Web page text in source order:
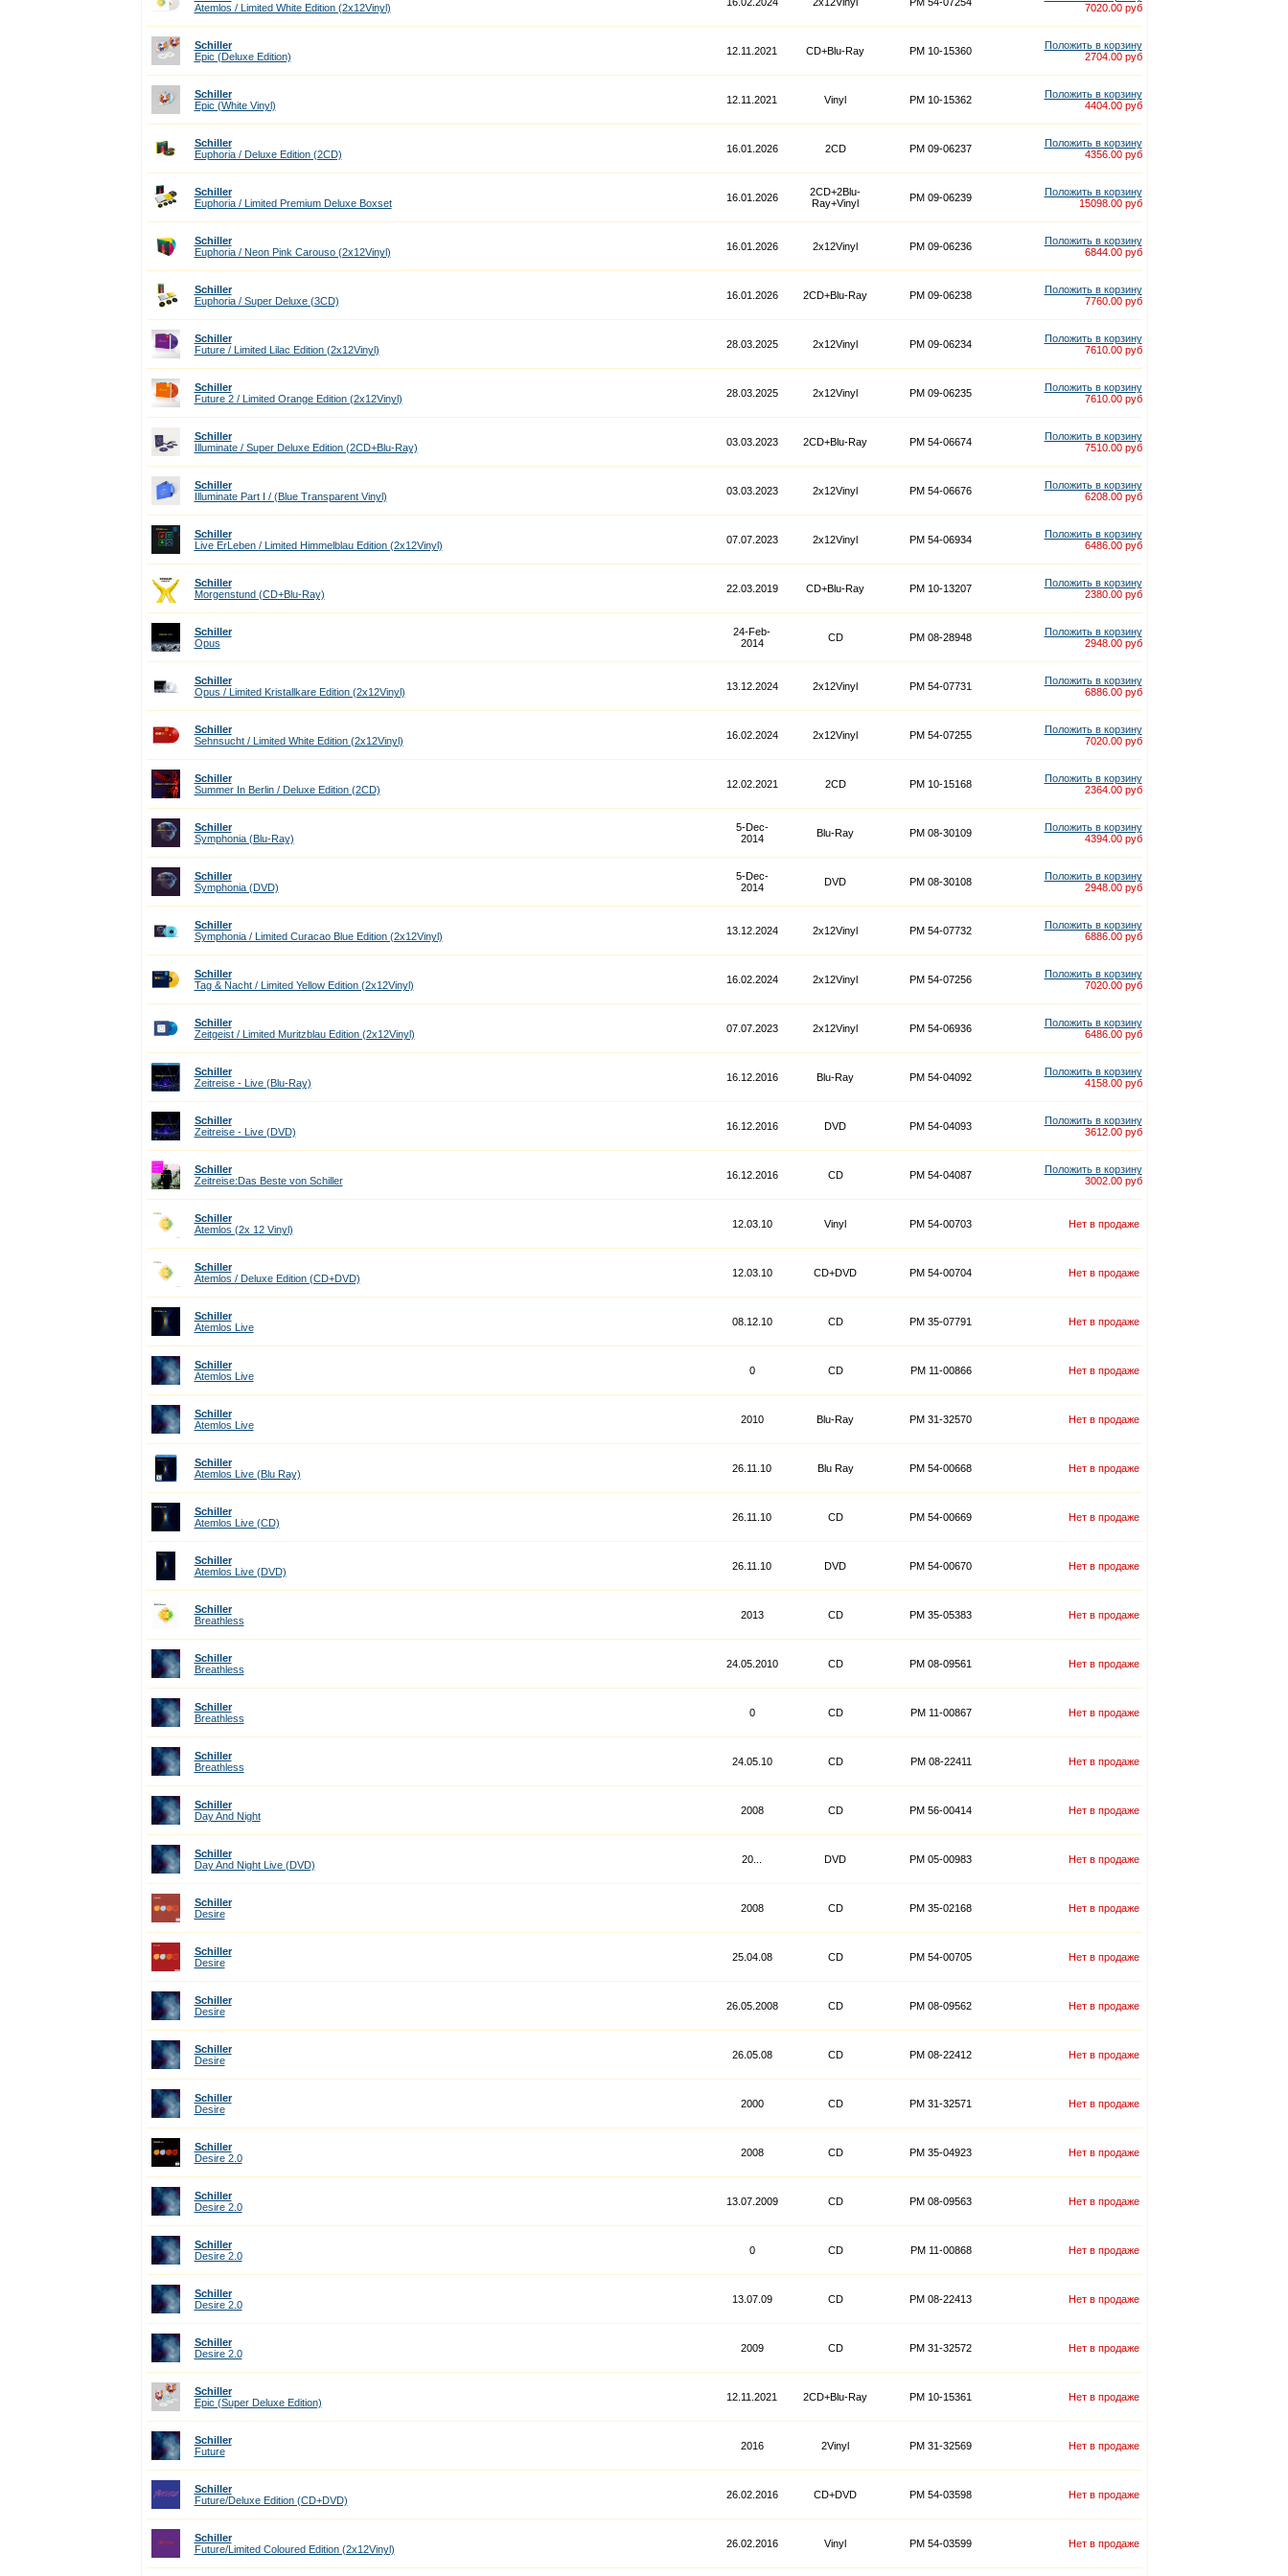
Atemlos / Limited White Edition (2x12Vinyl)
7020.00 руб
Schiller
Epic (Deluxe Edition)
12.11.2021 CD+Blu-Ray PM 10-15360
Положить в корзину
2704.00 руб
Schiller
Epic (White Vinyl)
12.11.2021 Vinyl PM 10-15362
Положить в корзину
4404.00 руб
Schiller
Euphoria / Deluxe Edition (2CD)
16.01.2026 2CD PM 09-06237
Положить в корзину
4356.00 руб
Schiller
Euphoria / Limited Premium Deluxe Boxset
16.01.2026
2CD+2Blu-
Ray+Vinyl
PM 09-06239
Положить в корзину
15098.00 руб
Schiller
Euphoria / Neon Pink Carouso (2x12Vinyl)
16.01.2026 2x12Vinyl PM 09-06236
Положить в корзину
6844.00 руб
Schiller
Euphoria / Super Deluxe (3CD)
16.01.2026 2CD+Blu-Ray PM 09-06238
Положить в корзину
7760.00 руб
Schiller
Future / Limited Lilac Edition (2x12Vinyl)
28.03.2025 2x12Vinyl PM 09-06234
Положить в корзину
7610.00 руб
Schiller
Future 2 / Limited Orange Edition (2x12Vinyl)
28.03.2025 2x12Vinyl PM 09-06235
Положить в корзину
7610.00 руб
Schiller
Illuminate / Super Deluxe Edition (2CD+Blu-Ray)
03.03.2023 2CD+Blu-Ray PM 54-06674
Положить в корзину
7510.00 руб
Schiller
Illuminate Part I / (Blue Transparent Vinyl)
03.03.2023 2x12Vinyl PM 54-06676
Положить в корзину
6208.00 руб
Schiller
Live ErLeben / Limited Himmelblau Edition (2x12Vinyl)
07.07.2023 2x12Vinyl PM 54-06934
Положить в корзину
6486.00 руб
Schiller
Morgenstund (CD+Blu-Ray)
22.03.2019 CD+Blu-Ray PM 10-13207
Положить в корзину
2380.00 руб
Schiller
Opus
24-Feb-
2014
CD PM 08-28948
Положить в корзину
2948.00 руб
Schiller
Opus / Limited Kristallkare Edition (2x12Vinyl)
13.12.2024 2x12Vinyl PM 54-07731
Положить в корзину
6886.00 руб
Schiller
Sehnsucht / Limited White Edition (2x12Vinyl)
16.02.2024 2x12Vinyl PM 54-07255
Положить в корзину
7020.00 руб
Schiller
Summer In Berlin / Deluxe Edition (2CD)
12.02.2021 2CD PM 10-15168
Положить в корзину
2364.00 руб
Schiller
Symphonia (Blu-Ray)
5-Dec-
2014
Blu-Ray PM 08-30109
Положить в корзину
4394.00 руб
Schiller
Symphonia (DVD)
5-Dec-
2014
DVD PM 08-30108
Положить в корзину
2948.00 руб
Schiller
Symphonia / Limited Curacao Blue Edition (2x12Vinyl)
13.12.2024 2x12Vinyl PM 54-07732
Положить в корзину
6886.00 руб
Schiller
Tag & Nacht / Limited Yellow Edition (2x12Vinyl)
16.02.2024 2x12Vinyl PM 54-07256
Положить в корзину
7020.00 руб
Schiller
Zeitgeist / Limited Muritzblau Edition (2x12Vinyl)
07.07.2023 2x12Vinyl PM 54-06936
Положить в корзину
6486.00 руб
Schiller
Zeitreise - Live (Blu-Ray)
16.12.2016 Blu-Ray PM 54-04092
Положить в корзину
4158.00 руб
Schiller
Zeitreise - Live (DVD)
16.12.2016 DVD PM 54-04093
Положить в корзину
3612.00 руб
Schiller
Zeitreise:Das Beste von Schiller
16.12.2016 CD PM 54-04087
Положить в корзину
3002.00 руб
Schiller
Atemlos (2x 12 Vinyl)
12.03.10 Vinyl PM 54-00703 Нет в продаже
Schiller
Atemlos / Deluxe Edition (CD+DVD)
12.03.10 CD+DVD PM 54-00704 Нет в продаже
Schiller
Atemlos Live
08.12.10 CD PM 35-07791 Нет в продаже
Schiller
Atemlos Live
0 CD PM 11-00866 Нет в продаже
Schiller
Atemlos Live
2010 Blu-Ray PM 31-32570 Нет в продаже
Schiller
Atemlos Live (Blu Ray)
26.11.10 Blu Ray PM 54-00668 Нет в продаже
Schiller
Atemlos Live (CD)
26.11.10 CD PM 54-00669 Нет в продаже
Schiller
Atemlos Live (DVD)
26.11.10 DVD PM 54-00670 Нет в продаже
Schiller
Breathless
2013 CD PM 35-05383 Нет в продаже
Schiller
Breathless
24.05.2010 CD PM 08-09561 Нет в продаже
Schiller
Breathless
0 CD PM 11-00867 Нет в продаже
Schiller
Breathless
24.05.10 CD PM 08-22411 Нет в продаже
Schiller
Day And Night
2008 CD PM 56-00414 Нет в продаже
Schiller
Day And Night Live (DVD)
20... DVD PM 05-00983 Нет в продаже
Schiller
Desire
2008 CD PM 35-02168 Нет в продаже
Schiller
Desire
25.04.08 CD PM 54-00705 Нет в продаже
Schiller
Desire
26.05.2008 CD PM 08-09562 Нет в продаже
Schiller
Desire
26.05.08 CD PM 08-22412 Нет в продаже
Schiller
Desire
2000 CD PM 31-32571 Нет в продаже
Schiller
Desire 2.0
2008 CD PM 35-04923 Нет в продаже
Schiller
Desire 2.0
13.07.2009 CD PM 08-09563 Нет в продаже
Schiller
Desire 2.0
0 CD PM 11-00868 Нет в продаже
Schiller
Desire 2.0
13.07.09 CD PM 08-22413 Нет в продаже
Schiller
Desire 2.0
2009 CD PM 31-32572 Нет в продаже
Schiller
Epic (Super Deluxe Edition)
12.11.2021 2CD+Blu-Ray PM 10-15361 Нет в продаже
Schiller
Future
2016 2Vinyl PM 31-32569 Нет в продаже
Schiller
Future/Deluxe Edition (CD+DVD)
26.02.2016 CD+DVD PM 54-03598 Нет в продаже
Schiller
Future/Limited Coloured Edition (2x12Vinyl)
26.02.2016 Vinyl PM 54-03599 Нет в продаже